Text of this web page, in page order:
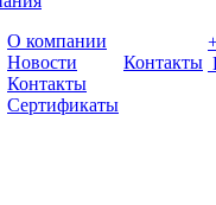
О компании
Новости
Контакты
Сертификаты
Контакты